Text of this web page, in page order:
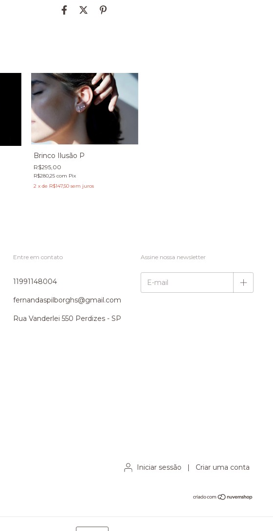
Brinco Ilusão P
R$295,00
R$280,25 com Pix
2 x de R$147,50 sem juros
Entre em contato
11991148004
fernandaspilborghs@gmail.com
Rua Vanderlei 550 Perdizes - SP
Assine nossa newsletter
Iniciar sessão Criar uma conta